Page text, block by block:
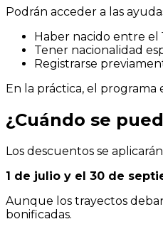
Podrán acceder a las
Haber nacido entre el
Tener nacionalidad
Registrarse
En la práctica, el
¿Cuándo se
Los descuentos se
1 de julio y el 30 de
Aunque los trayectos
bonificadas.